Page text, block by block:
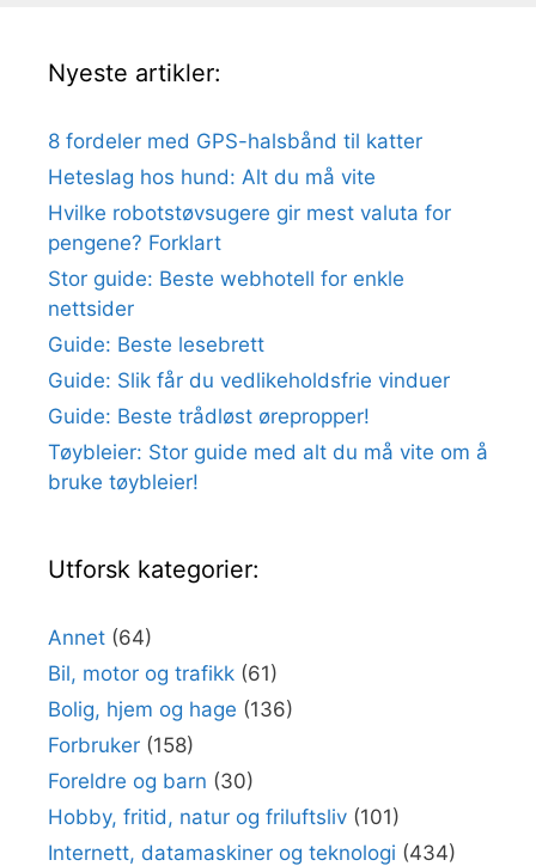
Nyeste artikler:
8 fordeler med GPS-halsbånd til katter
Heteslag hos hund: Alt du må vite
Hvilke robotstøvsugere gir mest valuta for
pengene? Forklart
Stor guide: Beste webhotell for enkle
nettsider
Guide: Beste lesebrett
Guide: Slik får du vedlikeholdsfrie vinduer
Guide: Beste trådløst ørepropper!
Tøybleier: Stor guide med alt du må vite om å
bruke tøybleier!
Utforsk kategorier:
Annet (64)
Bil, motor og trafikk (61)
Bolig, hjem og hage (136)
Forbruker (158)
Foreldre og barn (30)
Hobby, fritid, natur og friluftsliv (101)
Internett, datamaskiner og teknologi (434)